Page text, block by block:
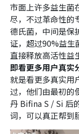
市面上许多益生菌
尽，不过革命性的
德氏菌，中间是保
证，超过90%益生
直接释放高活性益
即看更多用户真实
就是看更多真实用
过，他们由最初的
丹 Bifina S / Si 后
词，可以真正帮到